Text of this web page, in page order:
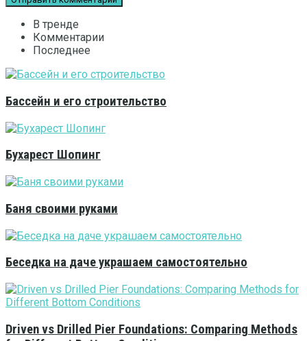
В тренде
Комментарии
Последнее
Бассейн и его строительство
Бухарест Шопинг
Баня своими руками
Беседка на даче украшаем самостоятельно
Driven vs Drilled Pier Foundations: Comparing Methods